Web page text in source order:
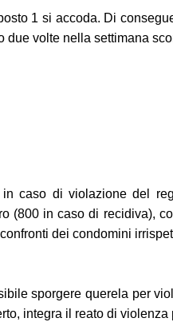
1 si accoda. Di
due volte nella settimana
di violazione del
(800 in caso di recidiva),
dei condomini
sporgere querela per
integra il reato di violenza